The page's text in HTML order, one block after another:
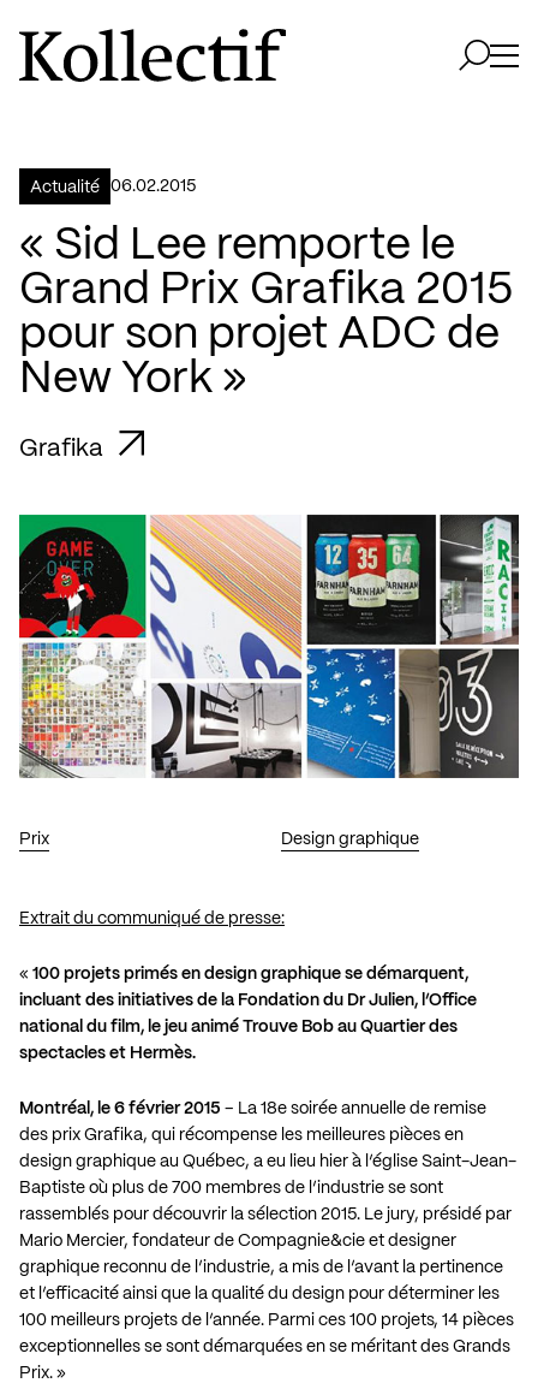
Aller à la page d'accueil
Logo Kollectif
Actualité 06.02.2015
« Sid Lee remporte le
Grand Prix Grafika 2015
pour son projet ADC de
New York »
Grafika
Prix Design graphique
Extrait du communiqué de presse:
« 100 projets primés en design graphique se démarquent,
incluant des initiatives de la Fondation du Dr Julien, l’Office
national du film, le jeu animé Trouve Bob au Quartier des
spectacles et Hermès.
Montréal, le 6 février 2015 – La 18e soirée annuelle de remise
des prix Grafika, qui récompense les meilleures pièces en
design graphique au Québec, a eu lieu hier à l’église Saint-Jean-
Baptiste où plus de 700 membres de l’industrie se sont
rassemblés pour découvrir la sélection 2015. Le jury, présidé par
Mario Mercier, fondateur de Compagnie&cie et designer
graphique reconnu de l’industrie, a mis de l’avant la pertinence
et l’efficacité ainsi que la qualité du design pour déterminer les
100 meilleurs projets de l’année. Parmi ces 100 projets, 14 pièces
exceptionnelles se sont démarquées en se méritant des Grands
Prix. »